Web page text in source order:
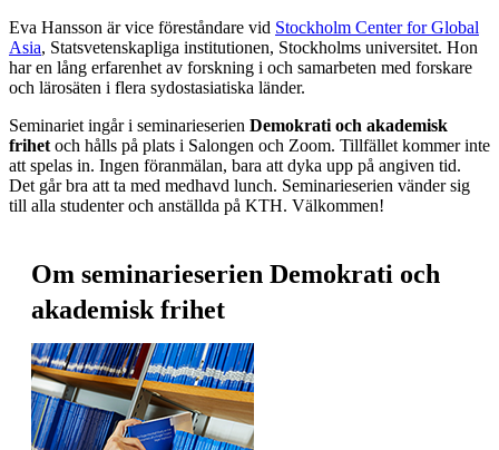
Eva Hansson är vice föreståndare vid Stockholm Center for Global
Asia, Statsvetenskapliga institutionen, Stockholms universitet. Hon
har en lång erfarenhet av forskning i och samarbeten med forskare
och lärosäten i flera sydostasiatiska länder.
Seminariet ingår i seminarieserien Demokrati och akademisk
frihet och hålls på plats i Salongen och Zoom. Tillfället kommer inte
att spelas in. Ingen föranmälan, bara att dyka upp på angiven tid.
Det går bra att ta med medhavd lunch. Seminarieserien vänder sig
till alla studenter och anställda på KTH. Välkommen!
Om seminarieserien Demokrati och
akademisk frihet